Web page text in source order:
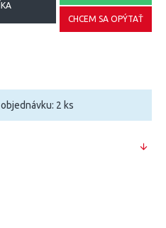
CHCEM SA OPÝTAŤ
2 ks